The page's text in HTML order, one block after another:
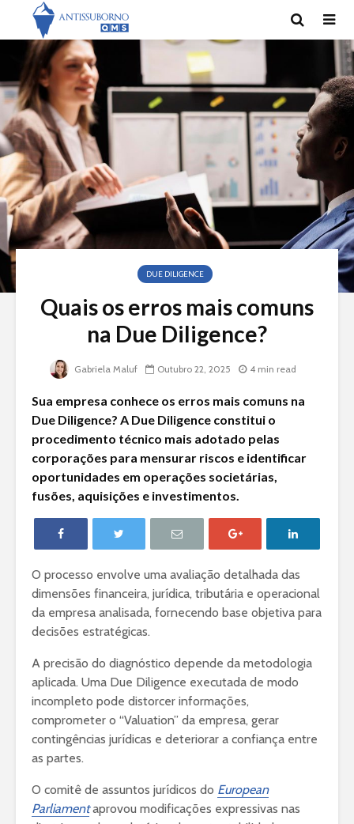
DUE DILIGENCE
Quais os erros mais comuns
na Due Diligence?
Gabriela Maluf Outubro 22, 2025 4 min read
Sua empresa conhece os erros mais comuns na
Due Diligence? A Due Diligence constitui o
procedimento técnico mais adotado pelas
corporações para mensurar riscos e identificar
oportunidades em operações societárias,
fusões, aquisições e investimentos.
O processo envolve uma avaliação detalhada das
dimensões financeira, jurídica, tributária e operacional
da empresa analisada, fornecendo base objetiva para
decisões estratégicas.
A precisão do diagnóstico depende da metodologia
aplicada. Uma Due Diligence executada de modo
incompleto pode distorcer informações,
comprometer o “Valuation” da empresa, gerar
contingências jurídicas e deteriorar a confiança entre
as partes.
O comitê de assuntos jurídicos do European
Parliamentaprovou modificações expressivas nas